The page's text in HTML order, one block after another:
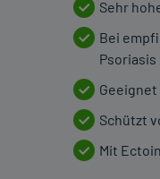
Sehr
Bei
Psoriasis
Schützt
Mit